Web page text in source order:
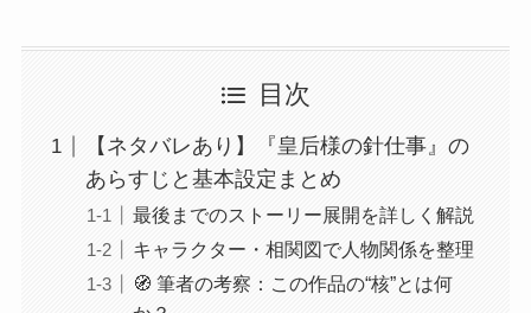
目次
【ネタバレあり】『皇后様の針仕事』の
あらすじと基本設定まとめ
最後までのストーリー展開を詳しく解説
キャラクター・相関図で人物関係を整理
🧭 筆者の考察：この作品の“核”とは何